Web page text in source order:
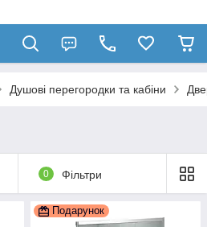
Душові перегородки та кабіни
0 Фільтри
Подарунок